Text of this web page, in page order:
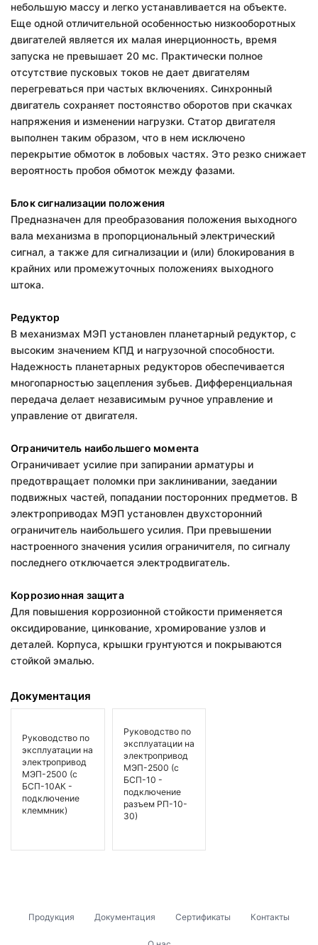
небольшую массу и легко устанавливается на объекте.
Еще одной отличительной особенностью низкооборотных
двигателей является их малая инерционность, время
запуска не превышает 20 мс. Практически полное
отсутствие пусковых токов не дает двигателям
перегреваться при частых включениях. Синхронный
двигатель сохраняет постоянство оборотов при скачках
напряжения и изменении нагрузки. Статор двигателя
выполнен таким образом, что в нем исключено
перекрытие обмоток в лобовых частях. Это резко снижает
вероятность пробоя обмоток между фазами.
Блок сигнализации положения
Предназначен для преобразования положения выходного
вала механизма в пропорциональный электрический
сигнал, а также для сигнализации и (или) блокирования в
крайних или промежуточных положениях выходного
штока.
Редуктор
В механизмах МЭП установлен планетарный редуктор, с
высоким значением КПД и нагрузочной способности.
Надежность планетарных редукторов обеспечивается
многопарностью зацепления зубьев. Дифференциальная
передача делает независимым ручное управление и
управление от двигателя.
Ограничитель наибольшего момента
Ограничивает усилие при запирании арматуры и
предотвращает поломки при заклинивании, заедании
подвижных частей, попадании посторонних предметов. В
электроприводах МЭП установлен двухсторонний
ограничитель наибольшего усилия. При превышении
настроенного значения усилия ограничителя, по сигналу
последнего отключается электродвигатель.
Коррозионная защита
Для повышения коррозионной стойкости применяется
оксидирование, цинкование, хромирование узлов и
деталей. Корпуса, крышки грунтуются и покрываются
стойкой эмалью.
Документация
Руководство по
эксплуатации на
электропривод
МЭП-2500 (c
БСП-10АК -
подключение
клеммник)
Руководство по
эксплуатации на
электропривод
МЭП-2500 (c
БСП-10 -
подключение
разъем РП-10-
30)
Продукция Документация Сертификаты Контакты